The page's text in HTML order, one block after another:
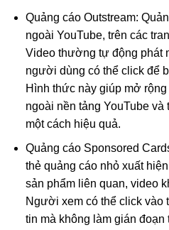
Quảng cáo Outstream:
ngoài YouTube, trên các
Video thường tự động phát
người dùng có thể click để
Hình thức này giúp mở
ngoài nền tảng YouTube
một cách hiệu quả.
Quảng cáo Sponsored
thẻ quảng cáo nhỏ xuất
sản phẩm liên quan, video
Người xem có thể click vào
tin mà không làm gián